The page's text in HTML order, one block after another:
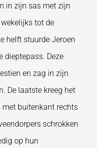
in zijn sas met zijn
tot de
helft stuurde Jeroen
dieptepass. Deze
en zag in zijn
De laatste kreeg het
met buitenkant rechts
schrokken
op hun